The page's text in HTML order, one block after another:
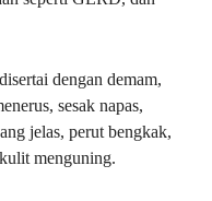
dengan demam,
sesak napas,
jelas, perut bengkak,
menguning.